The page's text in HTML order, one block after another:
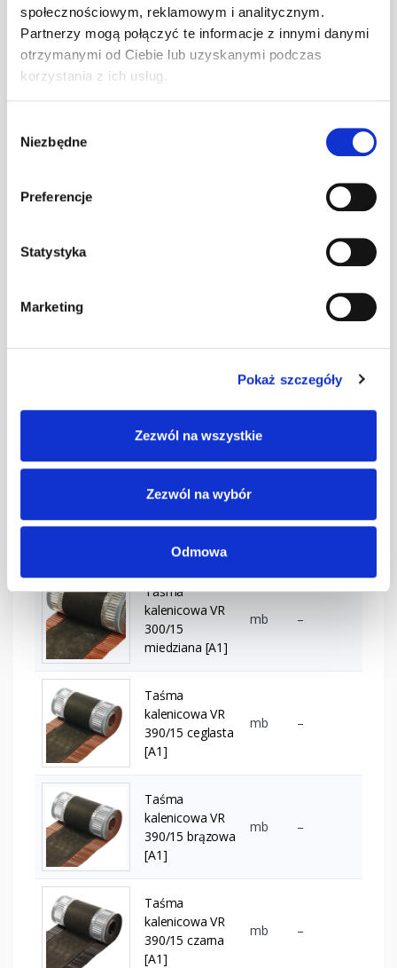
społecznościowym, reklamowym i analitycznym.
Partnerzy mogą połączyć te informacje z innymi danymi
otrzymanymi od Ciebie lub uzyskanymi podczas
korzystania z ich usług.
zgody
Niezbędne
Preferencje
Statystyka
Marketing
Pokaż szczegóły
Zezwól na wszystkie
Zezwól na wybór
Odmowa
[A1] (6x5 mb)
Taśma
kalenicowa VR
[A1] (6x5 mb)
kalenicowa VR
grafitowa [A1]
(6x5 mb)
Taśma
kalenicowa VR
300/15
miedziana [A1]
mb –
Taśma
kalenicowa VR
390/15 ceglasta
[A1]
mb –
Taśma
kalenicowa VR
390/15 brązowa
[A1]
mb –
Taśma
kalenicowa VR
390/15 czarna
[A1]
mb –